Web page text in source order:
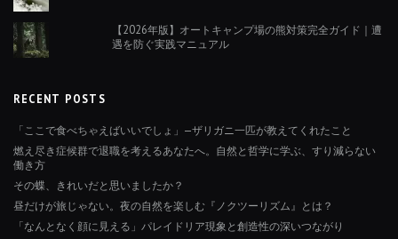
【2026年版】オートキャンプ場の熊対策完全ガイド｜遭
遇を防ぐ実践マニュアル
RECENT POSTS
「ここで食べちゃえばいいでしょ」—ザリガニ一匹が教えてくれたこと
燃え尽き症候群で退職を考えるあなたへ。自然と哲学に学ぶ、すり減らない
働き方
その蝶、きれいだと思いましたか？
昼だけが旅じゃない。夜の自然を楽しむ『ノクツーリズム』とは？
「なんとなく顔に見える」パレイドリア現象と創造性の深いつながり